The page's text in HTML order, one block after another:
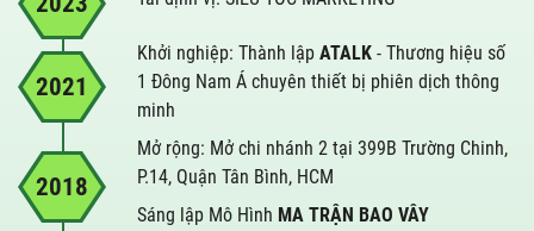
2021
Khởi nghiệp: Thành lập ATALK - Thương hiệu số
1 Đông Nam Á chuyên thiết bị phiên dịch thông
minh
2018
Mở rộng: Mở chi nhánh 2 tại 399B Trường Chinh,
P.14, Quận Tân Bình, HCM
Sáng lập Mô Hình MA TRẬN BAO VÂY